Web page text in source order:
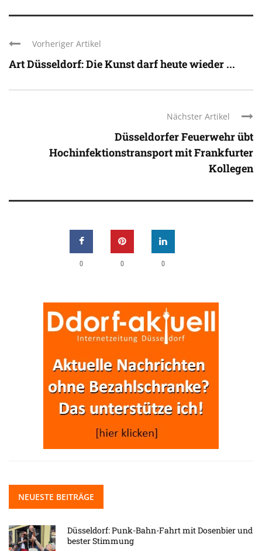
Vorheriger Artikel
Art Düsseldorf: Die Kunst darf heute wieder ...
Nächster Artikel
Düsseldorfer Feuerwehr übt
Hochinfektionstransport mit Frankfurter
Kollegen
0 0 0
NEUESTE BEITRÄGE
Düsseldorf: Punk-Bahn-Fahrt mit Dosenbier und
bester Stimmung